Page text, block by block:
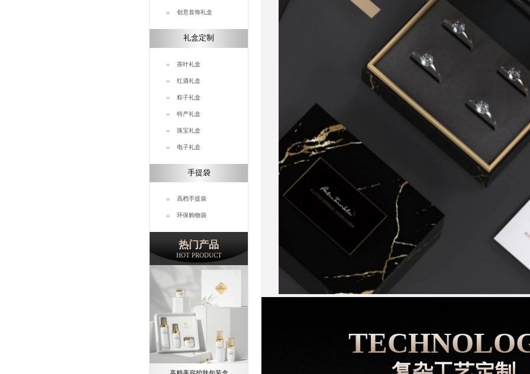
创意首饰礼盒
礼盒定制
茶叶礼盒
红酒礼盒
粽子礼盒
特产礼盒
珠宝礼盒
电子礼盒
手提袋
高档手提袋
环保购物袋
热门产品
HOT PRODUCT